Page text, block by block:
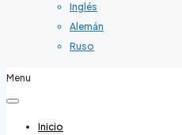
Inglés
Alemán
Ruso
Menu
Inicio